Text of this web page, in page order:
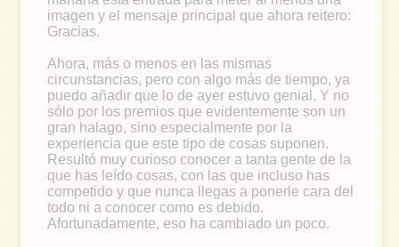
imagen y el mensaje principal que ahora reitero:
Gracias.
Ahora, más o menos en las mismas
circunstancias, pero con algo más de tiempo, ya
puedo añadir que lo de ayer estuvo genial. Y no
sólo por los premios que evidentemente son un
gran halago, sino especialmente por la
experiencia que este tipo de cosas suponen.
Resultó muy curioso conocer a tanta gente de la
que has leído cosas, con las que incluso has
competido y que nunca llegas a ponerle cara del
todo ni a conocer como es debido.
Afortunadamente, eso ha cambiado un poco.